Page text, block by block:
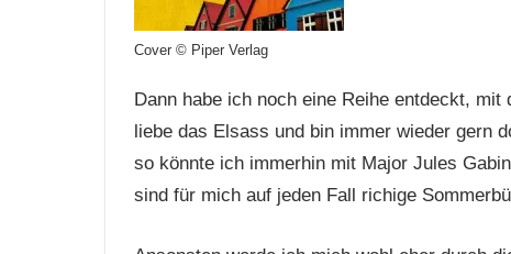
Cover © Piper Verlag
Dann habe ich noch eine Reihe entdeckt,
liebe das Elsass und bin immer wieder gern
so könnte ich immerhin mit Major Jules
sind für mich auf jeden Fall richige